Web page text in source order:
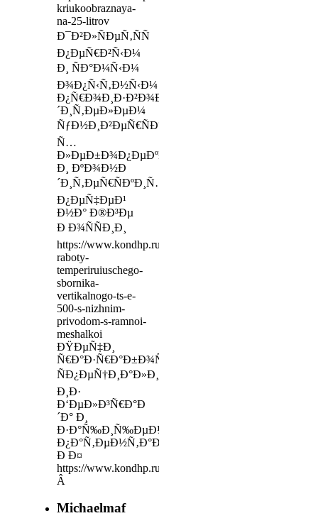
kriukoobraznaya-
na-25-litrov
Ð¯Ð²Ð»ÑÐµÑ‚ÑÑ
Ð¿ÐµÑ€Ð²Ñ‹Ð¼
Ð¸ ÑÐ°Ð¼Ñ‹Ð¼
Ð¾Ð¿Ñ‹Ñ‚Ð½Ñ‹Ð¼
Ð¿Ñ€Ð¾Ð¸Ð·Ð²Ð¾Ð
´Ð¸Ñ‚ÐµÐ»ÐµÐ¼
ÑƒÐ½Ð¸Ð²ÐµÑ€ÑÐ°Ð»ÑŒÐ½Ñ‹Ñ…
Ñ…
Ð»ÐµÐ±Ð¾Ð¿ÐµÐºÐ°Ñ€Ð½Ñ‹Ñ…
Ð¸ ÐºÐ¾Ð½Ð
´Ð¸Ñ‚ÐµÑ€ÑÐºÐ¸Ñ…
Ð¿ÐµÑ‡ÐµÐ¹
Ð½Ð° Ð®Ð³Ðµ
Ð Ð¾ÑÑÐ¸Ð¸
https://www.kondhp.ru/pages/video-
raboty-
temperiruiuschego-
sbornika-
vertikalnogo-ts-e-
500-s-nizhnim-
privodom-s-ramnoi-
meshalkoi
ÐŸÐµÑ‡Ð¸
Ñ€Ð°Ð·Ñ€Ð°Ð±Ð¾Ñ‚Ð°Ð½Ñ‹
ÑÐ¿ÐµÑ†Ð¸Ð°Ð»Ð¸ÑÑ‚Ð°Ð¼Ð¸
Ð¸Ð·
Ð‘ÐµÐ»Ð³Ñ€Ð°Ð
´Ð° Ð¸
Ð·Ð°Ñ‰Ð¸Ñ‰ÐµÐ½Ñ‹
Ð¿Ð°Ñ‚ÐµÐ½Ñ‚Ð°Ð¼Ð¸
Ð Ð¤
https://www.kondhp.ru/preorder/13336
Â
Michaelmaf